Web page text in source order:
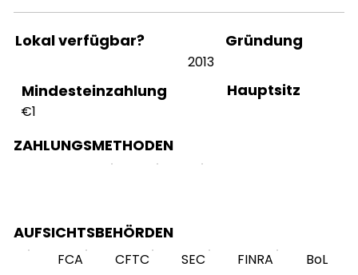
Lokal verfügbar? Gründung
2013
Mindesteinzahlung
€1
Hauptsitz
ZAHLUNGSMETHODEN
AUFSICHTSBEHÖRDEN
FCA CFTC SEC FINRA BoL